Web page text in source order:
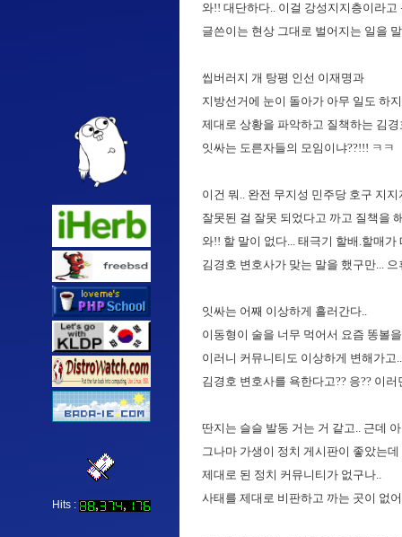
Hits :
와!! 대단하다.. 이걸 강성지지층이라고
글쓴이는 현상 그대로 벌어지는 일을
씹버러지 개 탕평 인선 이재명과
지방선거에 눈이 돌아가 아무 일도 하
제대로 상황을 파악하고 질책하는 김
잇싸는 도른자들의 모임이냐??!!! ㅋㅋ
이건 뭐.. 완전 무지성 민주당 호구 지
잘못된 걸 잘못 되었다고 까고 질책을
와!! 할 말이 없다... 태극기 할배.할매가
김경호 변호사가 맞는 말을 했구만... 으
잇싸는 어째 이상하게 흘러간다..
이동형이 술을 너무 먹어서 요즘 똥볼
이러니 커뮤니티도 이상하게 변해가고
김경호 변호사를 욕한다고?? 응?? 이
딴지는 슬슬 발동 거는 거 같고.. 근데
그나마 가생이 정치 게시판이 좋았는
제대로 된 정치 커뮤니티가 없구나..
사태를 제대로 비판하고 까는 곳이 없